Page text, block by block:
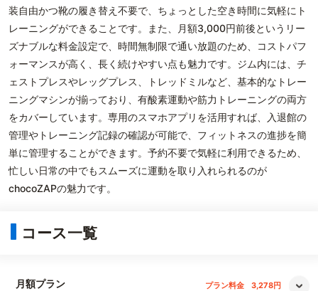
装自由かつ靴の履き替え不要で、ちょっとした空き時間に気軽にト
レーニングができることです。また、月額3,000円前後というリー
ズナブルな料金設定で、時間無制限で通い放題のため、コストパフ
ォーマンスが高く、長く続けやすい点も魅力です。ジム内には、チ
ェストプレスやレッグプレス、トレッドミルなど、基本的なトレー
ニングマシンが揃っており、有酸素運動や筋力トレーニングの両方
をカバーしています。専用のスマホアプリを活用すれば、入退館の
管理やトレーニング記録の確認が可能で、フィットネスの進捗を簡
単に管理することができます。予約不要で気軽に利用できるため、
忙しい日常の中でもスムーズに運動を取り入れられるのが
chocoZAPの魅力です。
コース一覧
月額プラン プラン料金 3,278円